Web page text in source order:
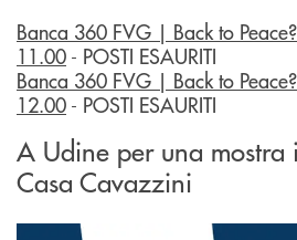
Banca 360 FVG | Back to
11.00 - POSTI ESAURITI
Banca 360 FVG | Back to
12.00 - POSTI ESAURITI
A Udine per una
Casa Cavazzini